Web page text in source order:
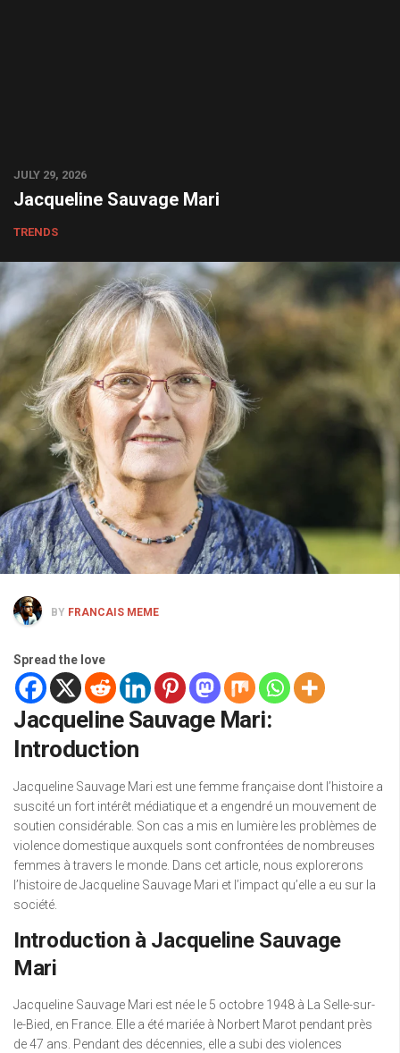
JULY 29, 2026
Jacqueline Sauvage Mari
TRENDS
BY FRANCAIS MEME
Spread the love
Jacqueline Sauvage Mari:
Introduction
Jacqueline Sauvage Mari est une femme française dont l’histoire a
suscité un fort intérêt médiatique et a engendré un mouvement de
soutien considérable. Son cas a mis en lumière les problèmes de
violence domestique auxquels sont confrontées de nombreuses
femmes à travers le monde. Dans cet article, nous explorerons
l’histoire de Jacqueline Sauvage Mari et l’impact qu’elle a eu sur la
société.
Introduction à Jacqueline Sauvage
Mari
Jacqueline Sauvage Mari est née le 5 octobre 1948 à La Selle-sur-
le-Bied, en France. Elle a été mariée à Norbert Marot pendant près
de 47 ans. Pendant des décennies, elle a subi des violences